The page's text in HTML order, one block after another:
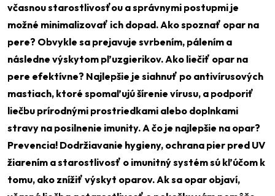
včasnou starostlivosťou a správnymi postupmi je
možné minimalizovať ich dopad. Ako spoznať opar na
pere? Obvykle sa prejavuje svrbením, pálením a
následne výskytom pľuzgierikov. Ako liečiť opar na
pere efektívne? Najlepšie je siahnuť po antivírusových
mastiach, ktoré spomaľujú šírenie vírusu, a podporiť
liečbu prírodnými prostriedkami alebo doplnkami
stravy na posilnenie imunity. A čo je najlepšie na opar?
Prevencia! Dodržiavanie hygieny, ochrana pier pred UV
žiarením a starostlivosť o imunitný systém sú kľúčom k
tomu, ako znížiť výskyt oparov. Ak sa opar objaví,